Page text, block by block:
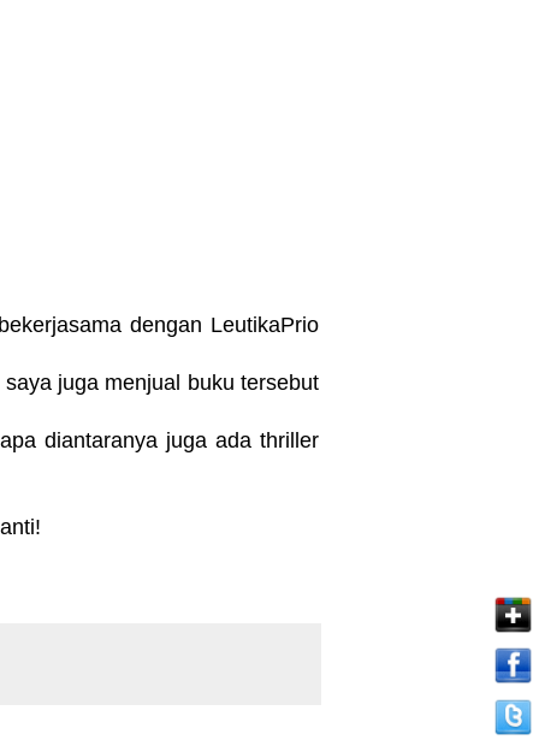
dengan LeutikaPrio
juga menjual buku tersebut
diantaranya juga ada thriller